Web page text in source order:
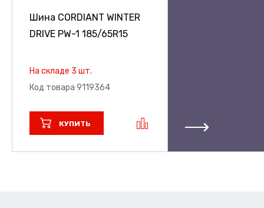
Шина CORDIANT WINTER
DRIVE PW-1 185/65R15
На складе 3 шт.
Код товара 9119364
КУПИТЬ